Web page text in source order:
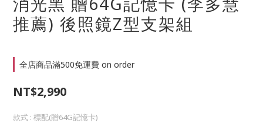
推薦) 後照鏡Z型支架組
全店商品滿500免運費 on order
NT$2,990
款式 : 標配(贈64G記憶卡)